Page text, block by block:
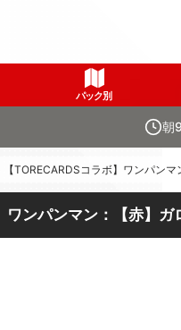
パック別
朝
【TORECARDSコラボ】ワンパン
ワンパンマン：【赤】ガ